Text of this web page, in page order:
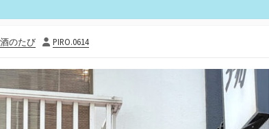
のたび
投
者
PIRO.0614